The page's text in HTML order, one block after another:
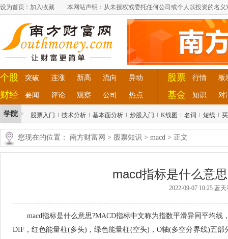
设为首页 加入收藏 本网站声明：从未授权或委托任何公司或个人以投资的名
个股 突破 连涨 新高 流向 异动
财经 要闻 评论 观察 公司 热点
股票 行情 板
基金 知识 对
学院 股票入门 技术分析 基本面分析 炒股入门 K线图 名词 短线
您现在的位置： 南方财富网 > 股票知识 > macd > 正文
macd指标是什么意
2022-09-07 10:25 蓝
macd指标是什么意思?MACD指标中文称为指数平滑异同平均线
DIF，红色能量柱(多头)，绿色能量柱(空头)，O轴(多空分界线)五